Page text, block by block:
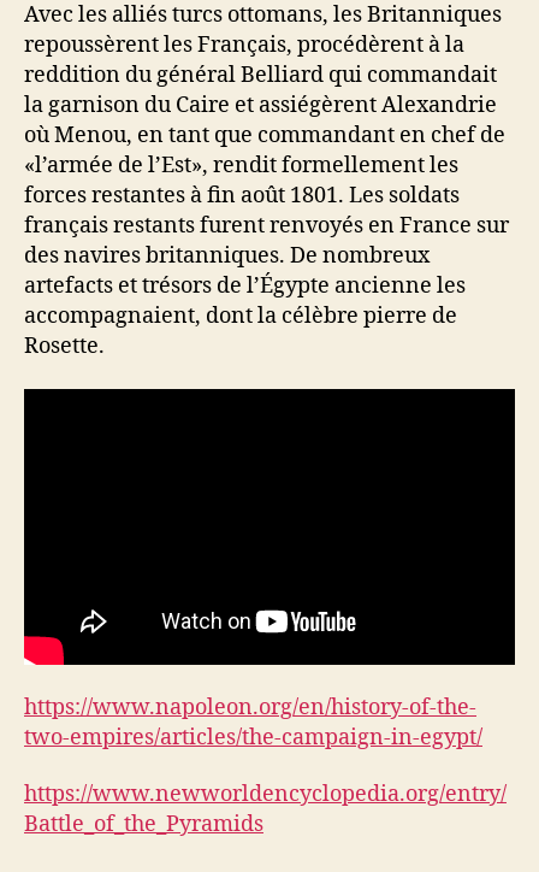
Avec les alliés turcs ottomans, les Britanniques
repoussèrent les Français, procédèrent à la
reddition du général Belliard qui commandait
la garnison du Caire et assiégèrent Alexandrie
où Menou, en tant que commandant en chef de
«l’armée de l’Est», rendit formellement les
forces restantes à fin août 1801. Les soldats
français restants furent renvoyés en France sur
des navires britanniques. De nombreux
artefacts et trésors de l’Égypte ancienne les
accompagnaient, dont la célèbre pierre de
Rosette.
https://www.napoleon.org/en/history-of-the-
two-empires/articles/the-campaign-in-egypt/
https://www.newworldencyclopedia.org/entry/
Battle_of_the_Pyramids